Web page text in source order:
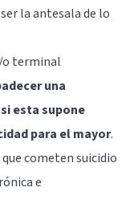
la antesala de lo
o terminal
una
esta supone
para el mayor.
cometen suicidio
e